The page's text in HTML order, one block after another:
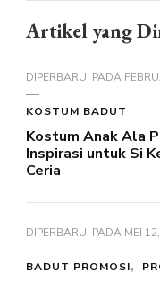
Artikel yang
DIPERBARUI PADA
KOSTUM BADUT
Kostum Anak Ala
Inspirasi untuk Si
Ceria
DIPERBARUI PADA MEI
BADUT PROMOSI